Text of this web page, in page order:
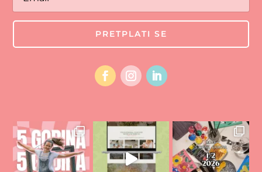
PRETPLATI SE